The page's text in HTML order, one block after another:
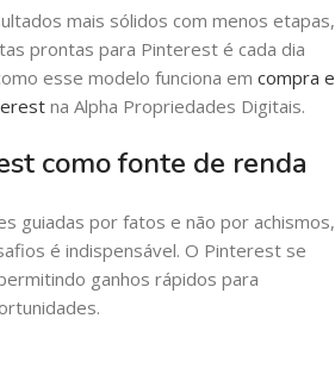
mais sólidos com menos etapas,
prontas para Pinterest é cada dia
esse modelo funciona em compra e
na Alpha Propriedades Digitais.
como fonte de renda
guiadas por fatos e não por achismos,
é indispensável. O Pinterest se
ganhos rápidos para